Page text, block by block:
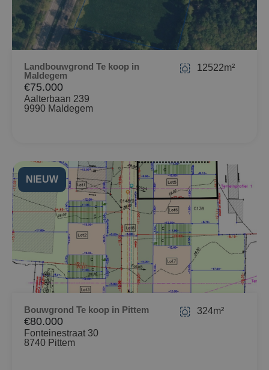
Landbouwgrond Te koop in
Maldegem
€75.000
Aalterbaan 239
9990 Maldegem
12522m²
NIEUW
Bouwgrond Te koop in Pittem
€80.000
Fonteinestraat 30
8740 Pittem
324m²